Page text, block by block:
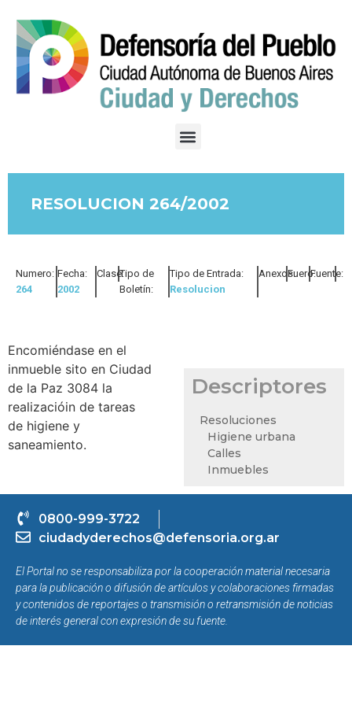
RESOLUCION 264/2002
Numero:
264
Fecha:
2002
Clase:Tipo de
Boletín:
Tipo de Entrada:
Resolucion
Anexos:Fuero:Fuente:
Encomiéndase en el
inmueble sito en Ciudad
de la Paz 3084 la
realizacióin de tareas
de higiene y
saneamiento.
Descriptores
Resoluciones
Higiene urbana
Calles
Inmuebles
0800-999-3722
ciudadyderechos@defensoria.org.ar
El Portal no se responsabiliza por la cooperación material necesaria
para la publicación o difusión de artículos y colaboraciones firmadas
y contenidos de reportajes o transmisión o retransmisión de noticias
de interés general con expresión de su fuente.